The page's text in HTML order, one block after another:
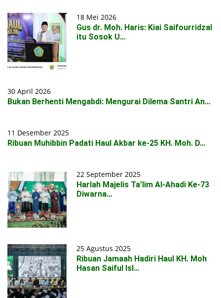
18 Mei 2026
Gus dr. Moh. Haris: Kiai Saifourridzal
itu Sosok U…
30 April 2026
Bukan Berhenti Mengabdi: Mengurai Dilema Santri An…
11 Desember 2025
Ribuan Muhibbin Padati Haul Akbar ke-25 KH. Moh. D…
22 September 2025
Harlah Majelis Ta’lim Al-Ahadi Ke-73
Diwarna…
25 Agustus 2025
Ribuan Jamaah Hadiri Haul KH. Moh
Hasan Saiful Isl…